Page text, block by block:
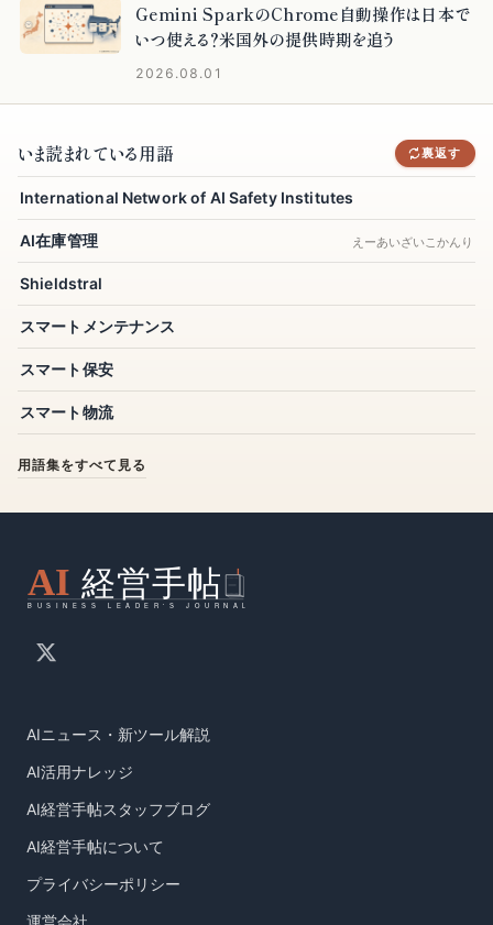
Gemini SparkのChrome自動操作は日本で
いつ使える？米国外の提供時期を追う
2026.08.01
いま読まれている用語 裏返す
International Network of AI Safety Institutes
AI在庫管理 えーあいざいこかんり
Shieldstral
スマートメンテナンス
スマート保安
スマート物流
用語集をすべて見る
まだそこまで読まれていない用語
表に戻す
人間の主体性
にんげんのしゅたいせい
ユーシーエックス
AIニュース・新ツール解説
AI活用ナレッジ
AI経営手帖スタッフブログ
AI経営手帖について
プライバシーポリシー
運営会社